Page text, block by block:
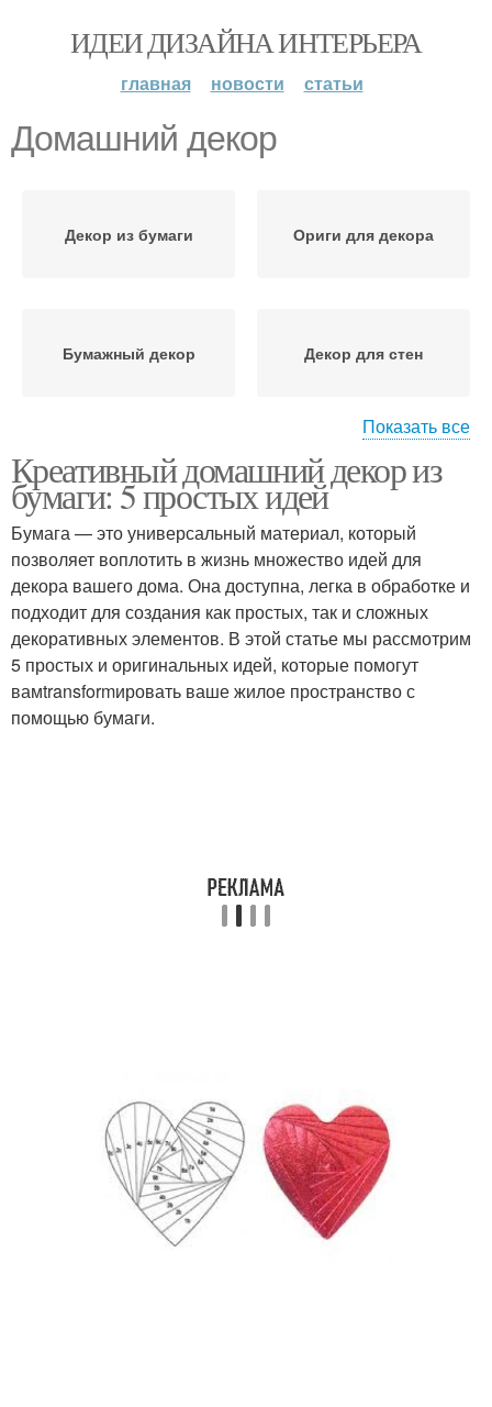
ИДЕИ ДИЗАЙНА ИНТЕРЬЕРА
главная новости статьи
Домашний декор
Декор из бумаги Ориги для декора
Бумажный декор Декор для стен
Декор от разрушения Декор в интерьере
Декор для праздников
Бумага для домашнего
декора
Показать все
Креативный домашний декор из
бумаги: 5 простых идей
Бумага — это универсальный материал, который
позволяет воплотить в жизнь множество идей для
декора вашего дома. Она доступна, легка в обработке и
подходит для создания как простых, так и сложных
декоративных элементов. В этой статье мы рассмотрим
5 простых и оригинальных идей, которые помогут
вамtransformировать ваше жилое пространство с
помощью бумаги.